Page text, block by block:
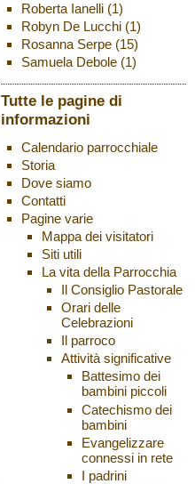
Roberta Ianelli(1)
Robyn De Lucchi(1)
Rosanna Serpe(15)
Samuela Debole(1)
Tutte le pagine di
informazioni
Calendario parrocchiale
Storia
Dove siamo
Contatti
Pagine varie
Mappa dei visitatori
Siti utili
La vita della Parrocchia
Il Consiglio Pastorale
Orari delle
Celebrazioni
Il parroco
Attività significative
Battesimo dei
bambini piccoli
Catechismo dei
bambini
Evangelizzare
connessi in rete
I padrini